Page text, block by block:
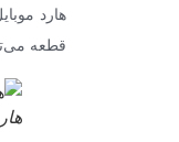
هارد
قطعه